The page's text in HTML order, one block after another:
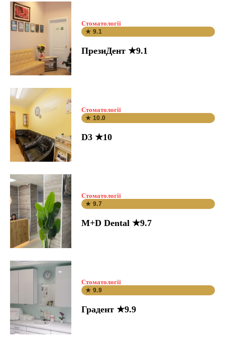
Стоматології
★ 9.1
ПрезиДент ★9.1
Стоматології
★ 10.0
D3 ★10
Стоматології
★ 9.7
M+D Dental ★9.7
Стоматології
★ 9.9
Градент ★9.9